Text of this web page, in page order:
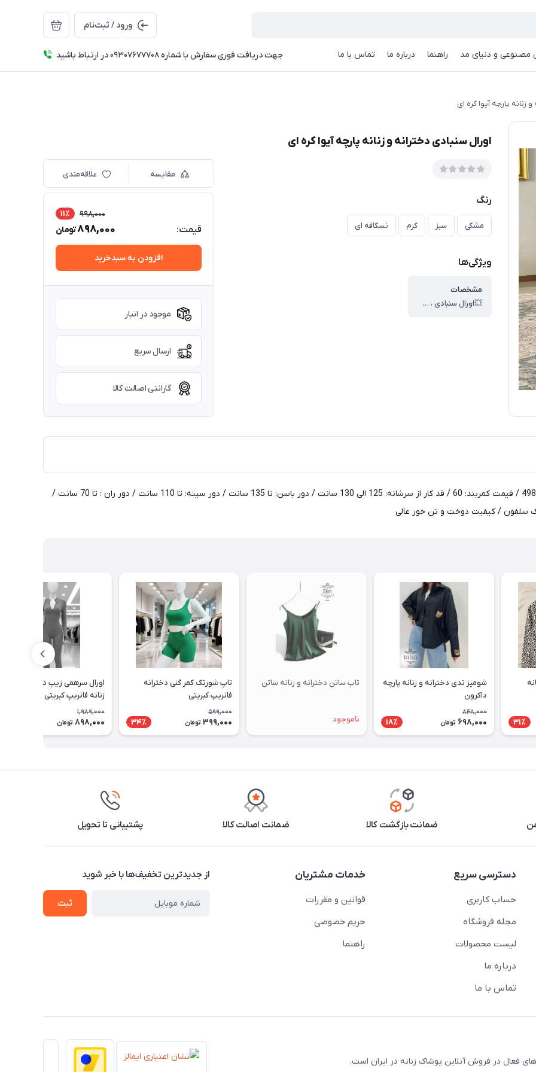
ورود / ثبت‌نام
و دنیای مد راهنما درباره ما تماس با ما جهت دریافت فوری سفارش با شماره 09307677708 در ارتباط باشید
زنانه پارچه آیوا کره ای
اورال سنبادی دخترانه و زنانه پارچه آیوا کره ای
رنگ
مشکی سبز کرم نسکافه ای
ویژگی‌ها
مشخصات
💥اورال سنبادی ، 💥کد : 70508 ، 💥سایز : 38 تا 44 ، 💥قد کار از سرشانه: 125 الی 130 سانت ، 💥دور باسن: تا 135 سانت ، 💥دور سینه: تا 110 سانت ، 💥دور ران : تا 70 سانت ، 💥عرض دمپا : 35 الی 35 سانت ، 💥جنس : آیوا کره ای ، 🎯بسته بندی تک سلفون ، 🎯کیفیت دوخت و تن خور عالی
مقایسه علاقه‌مندی
قیمت:
998,000 11٪
898,000تومان
افزودن به سبدخرید
موجود در انبار
ارسال سریع
گارانتی اصالت کالا
اورال سنبادی / کد : 70508 / سایز : فیری 38 تا 44 / قیمت اورال: 498 / قیمت کمربند: 60 / قد کار از سرشانه: 125 الی 130 سانت / دور باسن: تا 135 سانت / دور سینه: تا 110 سانت / دور ران : تا 70 سانت /
31٪
شومیز تدی دخترانه و زنانه پارچه
داکرون
848,000
698,000 تومان 18٪
تاپ ساتن دخترانه و زنانه ساتن
ناموجود
تاپ شورتک کمر گنی دخترانه
فانریپ کبریتی
599,000
399,000 تومان 34٪
اورال سرهمی زیپ دار دخترانه و
زنانه فانریپ کبریتی
1,989,000
898,000 تومان
ضمانت بازگشت کالا ضمانت اصالت کالا پشتیبانی تا تحویل
دسترسی سریع
حساب کاربری
مجله فروشگاه
لیست محصولات
درباره ما
تماس با ما
خدمات مشتریان
قوانین و مقررات
حریم خصوصی
راهنما
از جدید‌ترین تخفیف‌ها با‌ خبر شوید
ثبت
فعال در فروش آنلاین پوشاک زنانه در ایران است.